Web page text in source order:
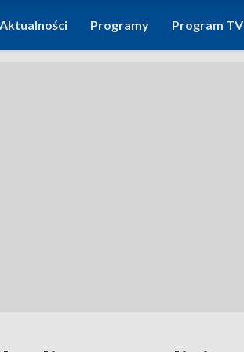
Aktualności Programy Program TV